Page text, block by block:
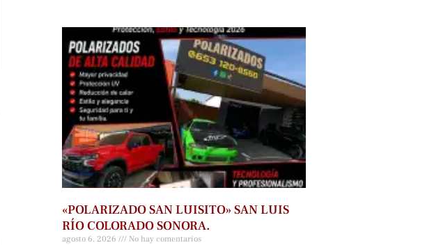
«POLARIZADO SAN LUISITO» SAN LUIS
RÍO COLORADO SONORA.
agosto 6, 2026 No hay comentarios